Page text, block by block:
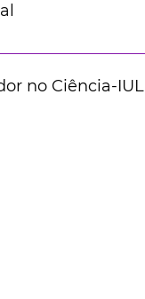
no Ciência-IUL